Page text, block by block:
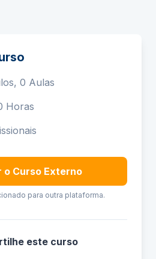
0 Aulas
Horas
o Curso Externo
para outra plataforma.
este curso